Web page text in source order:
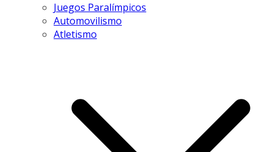
Juegos Paralímpicos
Automovilismo
Atletismo